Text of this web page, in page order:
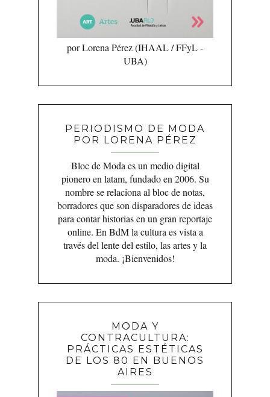
por Lorena Pérez (IHAAL / FFyL -
UBA)
PERIODISMO DE MODA
POR LORENA PÉREZ
Bloc de Moda es un medio digital
pionero en latam, fundado en 2006. Su
nombre se relaciona al bloc de notas,
borradores que son disparadores de ideas
para contar historias en un gran reportaje
online. En BdM la cultura es vista a
través del lente del estilo, las artes y la
moda. ¡Bienvenidos!
MODA Y
CONTRACULTURA:
PRÁCTICAS ESTÉTICAS
DE LOS 80 EN BUENOS
AIRES